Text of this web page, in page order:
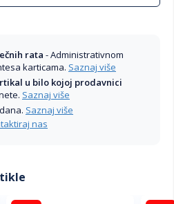
rata - Administrativnom
karticama. Saznaj više
u bilo kojoj prodavnici
Saznaj više
Saznaj više
nas